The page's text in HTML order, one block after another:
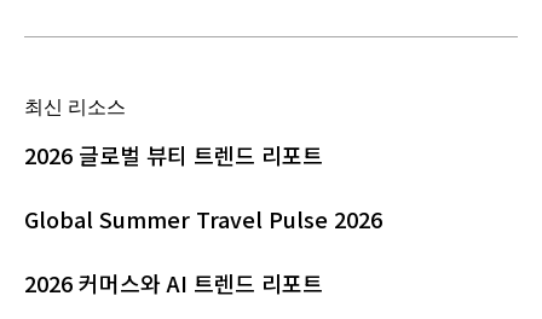
최신 리소스
2026 글로벌 뷰티 트렌드 리포트
Global Summer Travel Pulse 2026
2026 커머스와 AI 트렌드 리포트